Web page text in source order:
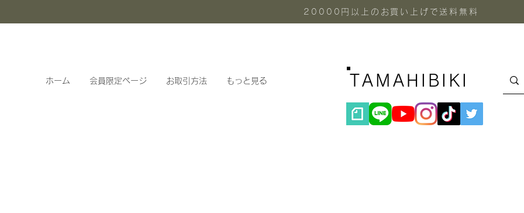
20000円以上のお買い上げで送料無料
ホーム 会員限定ページ お取引方法 もっと見る TAMAHIBIKI